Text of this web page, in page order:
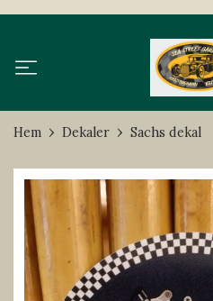
Hem Dekaler Sachs dekal